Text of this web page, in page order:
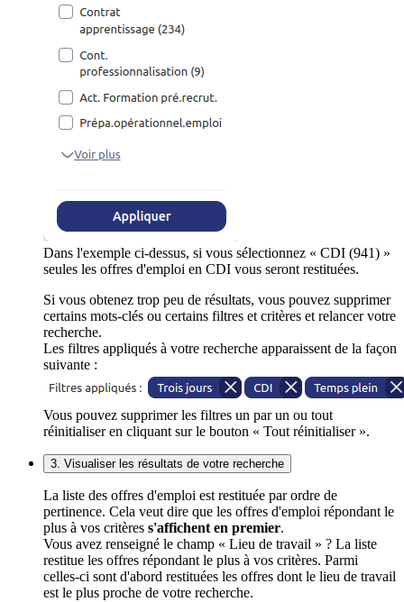
Dans l'exemple ci-dessus, si vous sélectionnez « CDI (941) »
seules les offres d'emploi en CDI vous seront restituées.
Si vous obtenez trop peu de résultats, vous pouvez supprimer
certains mots-clés ou certains filtres et critères et relancer votre
recherche.
Les filtres appliqués à votre recherche apparaissent de la façon
suivante :
Vous pouvez supprimer les filtres un par un ou tout
réinitialiser en cliquant sur le bouton « Tout réinitialiser ».
3. Visualiser les résultats de votre recherche
La liste des offres d'emploi est restituée par ordre de
pertinence. Cela veut dire que les offres d'emploi répondant le
plus à vos critères s'affichent en premier.
Vous avez renseigné le champ « Lieu de travail » ? La liste
restitue les offres répondant le plus à vos critères. Parmi
celles-ci sont d'abord restituées les offres dont le lieu de travail
est le plus proche de votre recherche.